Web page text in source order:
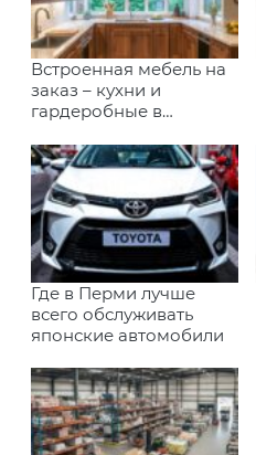
Встроенная мебель на
заказ – кухни и
гардеробные в
Где в Перми лучше
всего обслуживать
японские автомобили